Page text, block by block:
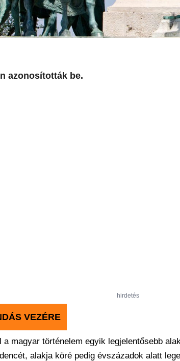
azonosították be.
hirdetés
VEZÉRE
magyar történelem egyik legjelentősebb
alakja köré pedig évszázadok alatt